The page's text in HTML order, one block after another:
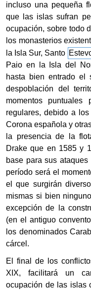
incluso una pequeña
que las islas sufran
ocupación, sobre todo
los monasterios
la Isla Sur, Santo
Paio en la Isla del
hasta bien entrado el
despoblación del
momentos
regulares, debido a
Corona española y
la presencia de la
Drake que en 1585 y
base para sus
período será el
el que surgirán
mismas si bien
excepción de la
(en el antiguo
los denominados
cárcel.
El final de los
XIX, facilitará un
ocupación de las islas